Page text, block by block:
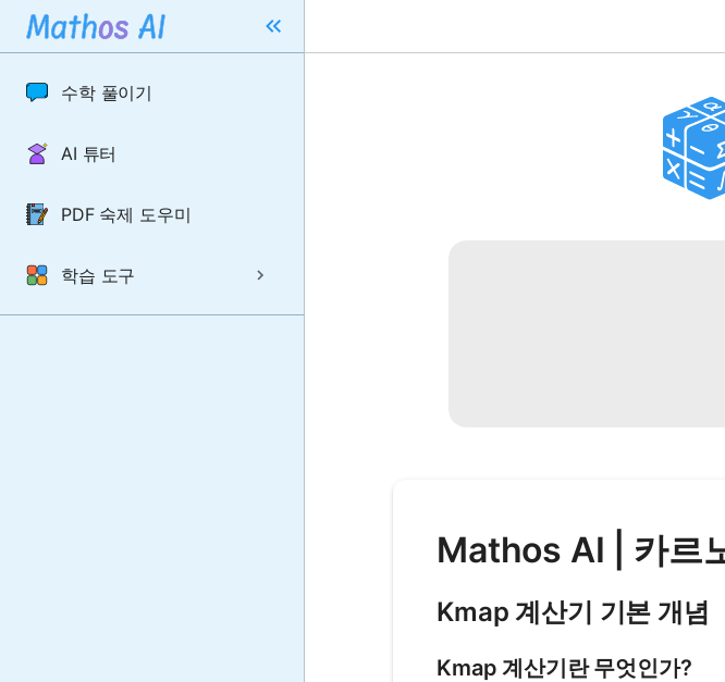
수학 풀이기
AI 튜터
PDF 숙제 도우미
학습 도구
Mathos AI | 카르
Kmap 계산기 기본 개념
Kmap 계산기란 무엇인가?